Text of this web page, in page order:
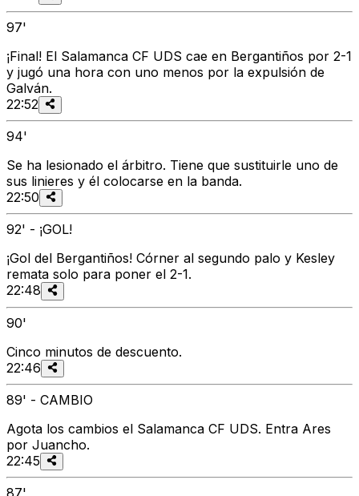
97'
¡Final! El Salamanca CF UDS cae en Bergantiños por 2-1
y jugó una hora con uno menos por la expulsión de
Galván.
22:52
94'
Se ha lesionado el árbitro. Tiene que sustituirle uno de
sus linieres y él colocarse en la banda.
22:50
92' - ¡GOL!
¡Gol del Bergantiños! Córner al segundo palo y Kesley
remata solo para poner el 2-1.
22:48
90'
Cinco minutos de descuento.
22:46
89' - CAMBIO
Agota los cambios el Salamanca CF UDS. Entra Ares
por Juancho.
22:45